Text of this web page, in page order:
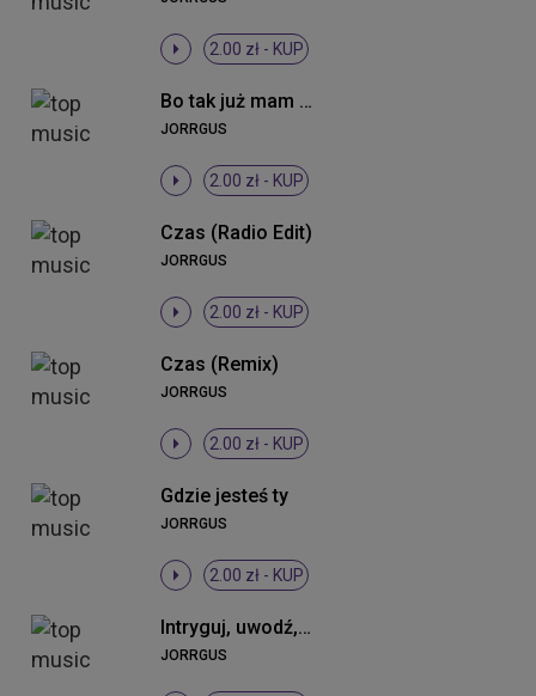
2.00 zł - KUP
Bo tak już mam (DJ Cookis Tek Remix)
JORRGUS
2.00 zł - KUP
Czas (Radio Edit)
JORRGUS
2.00 zł - KUP
Czas (Remix)
JORRGUS
2.00 zł - KUP
Gdzie jesteś ty
JORRGUS
2.00 zł - KUP
Intryguj, uwodź, prowokuj mnie (Cortess One Remix)
JORRGUS